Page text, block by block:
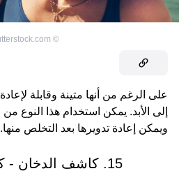
©
على الرغم من أنها متينة وقابلة لإعادة
إلى الأبد. يمكن استخدام هذا النوع من
ويمكن إعادة تدويرها بعد التخلص منها.
15. كاشف الدخان - كل 10 سنوات